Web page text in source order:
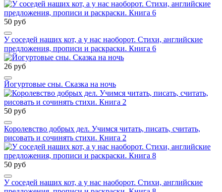
50 руб
У соседей наших кот, а у нас наоборот. Стихи, английские
предложения, прописи и раскраски. Книга 6
26 руб
Йогуртовые сны. Сказка на ночь
50 руб
Королевство добрых дел. Учимся читать, писать, считать,
рисовать и сочинять стихи. Книга 2
50 руб
У соседей наших кот, а у нас наоборот. Стихи, английские